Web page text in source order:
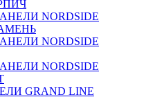
NORDSIDE
NORDSIDE
NORDSIDE